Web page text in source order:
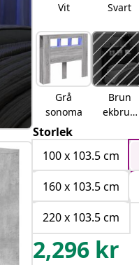
Vit Svart
Grå
sonoma
Brun
ekbrun
Storlek
100 x 103.5 cm
160 x 103.5 cm
220 x 103.5 cm
2,296 kr